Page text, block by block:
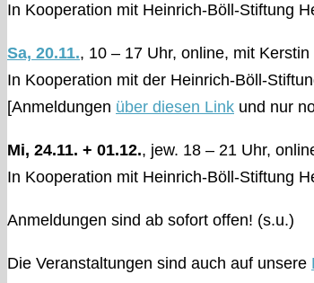
In Kooperation mit Heinrich-Böll-Stiftung
Sa, 20.11., 10 – 17 Uhr, online, mit Kerstin
In Kooperation mit der Heinrich-Böll-
[Anmeldungen über diesen Link und nur
Mi, 24.11. + 01.12., jew. 18 – 21 Uhr,
In Kooperation mit Heinrich-Böll-Stiftung
Anmeldungen sind ab sofort offen! (s.u.)
Die Veranstaltungen sind auch auf unsere